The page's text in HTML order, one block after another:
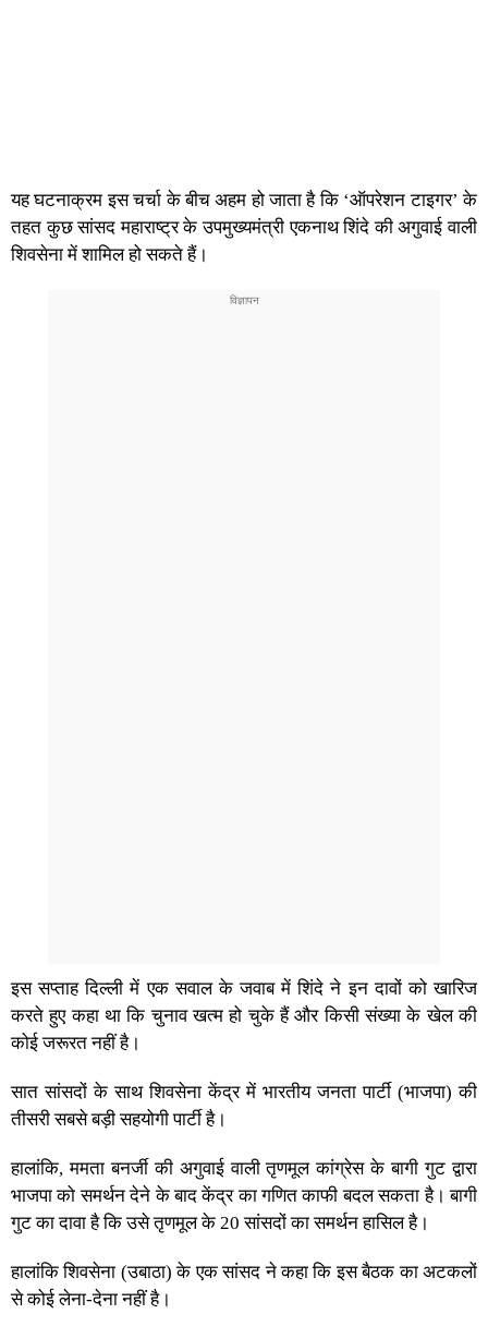
यह घटनाक्रम इस चर्चा के बीच अहम हो जाता है कि ‘ऑपरेशन टाइगर’ के
तहत कुछ सांसद महाराष्ट्र के उपमुख्यमंत्री एकनाथ शिंदे की अगुवाई वाली
शिवसेना में शामिल हो सकते हैं।
इस सप्ताह दिल्ली में एक सवाल के जवाब में शिंदे ने इन दावों को खारिज
करते हुए कहा था कि चुनाव खत्म हो चुके हैं और किसी संख्या के खेल की
कोई जरूरत नहीं है।
सात सांसदों के साथ शिवसेना केंद्र में भारतीय जनता पार्टी (भाजपा) की
तीसरी सबसे बड़ी सहयोगी पार्टी है।
हालांकि, ममता बनर्जी की अगुवाई वाली तृणमूल कांग्रेस के बागी गुट द्वारा
भाजपा को समर्थन देने के बाद केंद्र का गणित काफी बदल सकता है। बागी
गुट का दावा है कि उसे तृणमूल के 20 सांसदों का समर्थन हासिल है।
हालांकि शिवसेना (उबाठा) के एक सांसद ने कहा कि इस बैठक का अटकलों
से कोई लेना-देना नहीं है।